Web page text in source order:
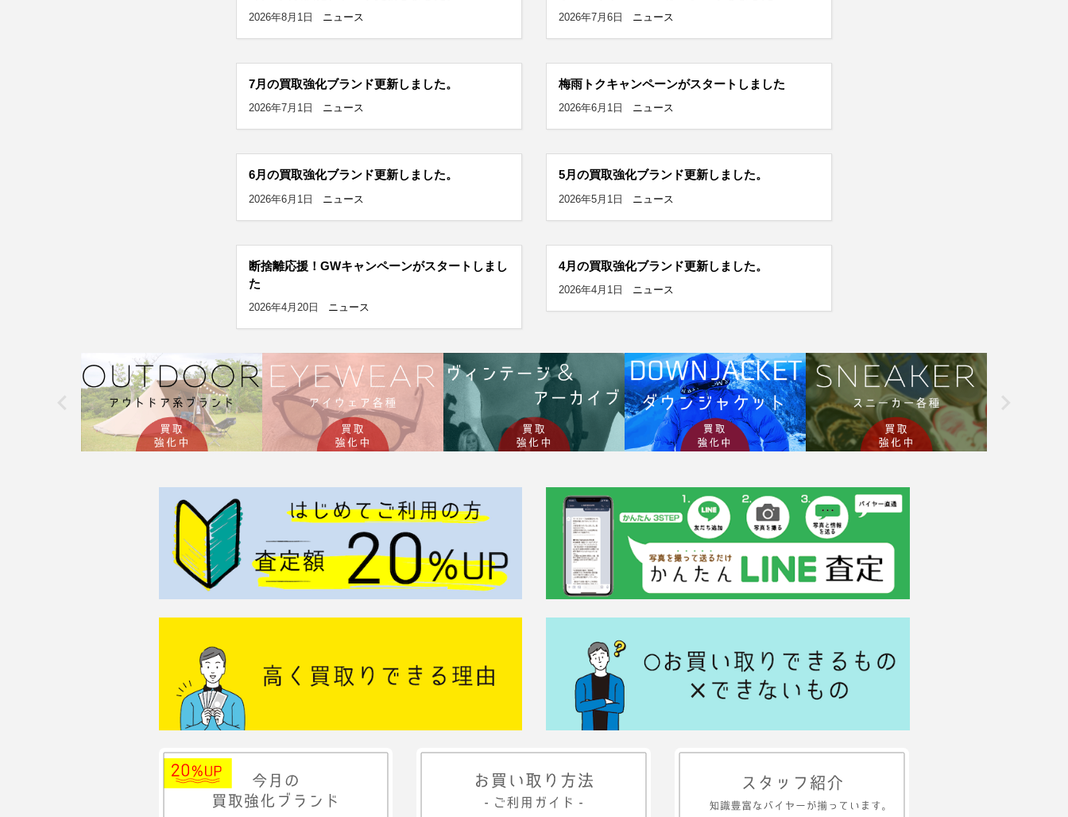
2026年8月1日 ニュース 2026年7月6日 ニュース
7月の買取強化ブランド更新しました。
2026年7月1日 ニュース
梅雨トクキャンペーンがスタートしました
2026年6月1日 ニュース
6月の買取強化ブランド更新しました。
2026年6月1日 ニュース
5月の買取強化ブランド更新しました。
2026年5月1日 ニュース
断捨離応援！GWキャンペーンがスタートしまし
た
2026年4月20日 ニュース
4月の買取強化ブランド更新しました。
2026年4月1日 ニュース